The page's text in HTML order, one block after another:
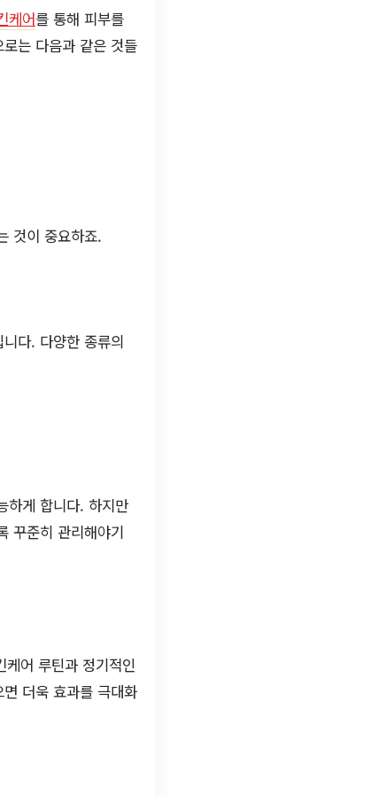
케어를 통해 피부를
는 다음과 같은 것들
것이 중요하죠.
다. 다양한 종류의
하게 합니다. 하지만
꾸준히 관리해야기
어 루틴과 정기적인
더욱 효과를 극대화